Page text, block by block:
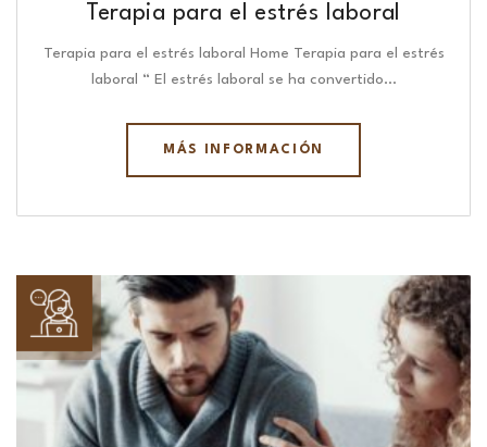
Terapia para el estrés laboral
Terapia para el estrés laboral Home Terapia para el estrés
laboral “ El estrés laboral se ha convertido…
MÁS INFORMACIÓN